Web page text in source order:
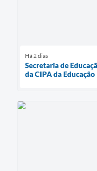
Há 2 dias
Secretaria de
da CIPA da